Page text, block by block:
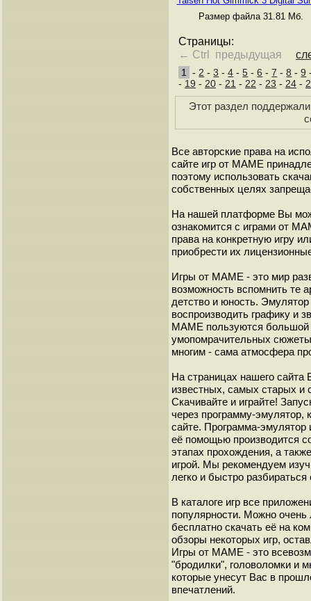
Размер файла 31.81 Мб.
Страницы:
← Ctrl предыдущая
1 - 2 -3 -4 -5 -6 -7 -8 -9
- 19 - 20 - 21 - 22 - 23 - 24 -
Этот раздел
Все авторские права на
сайте игр от МАМЕ
поэтому использовать
собственных целях
На нашей платформе Вы
ознакомится с играми от
права на конкретную игру
приобрести их
Игры от МАМЕ - это мир
возможность вспомнить те
детство и юность.
воспроизводить графику и
МАМЕ пользуются большой
умопомрачительных
многим - сама атмосфера
На страницах нашего
известных, самых старых
Скачивайте и играйте!
через программу-эмулятор,
сайте. Программа-
её помощью производится
этапах прохождения, а
игрой. Мы рекомендуем
легко и быстро
В каталоге игр все
популярности. Можно очень
бесплатно скачать её на
обзоры некоторых игр,
Игры от МАМЕ - это
"бродилки", головоломки и
которые унесут Вас в
впечатлений.